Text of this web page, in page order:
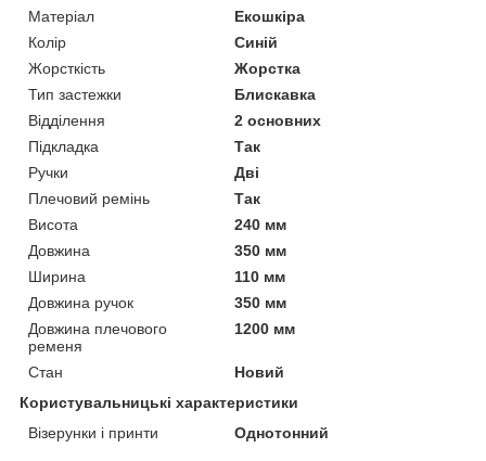
Матеріал
Екошкіра
Колір
Синій
Жорсткість
Жорстка
Тип застежки
Блискавка
Відділення
2 основних
Підкладка
Так
Ручки
Дві
Плечовий ремінь
Так
Висота
240 мм
Довжина
350 мм
Ширина
110 мм
Довжина ручок
350 мм
Довжина плечового
ременя
1200 мм
Стан
Новий
Користувальницькі характеристики
Візерунки і принти
Однотонний